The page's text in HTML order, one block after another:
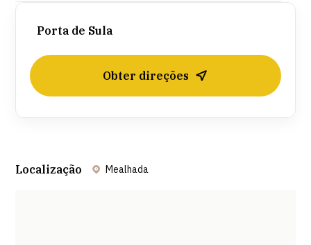
Porta de Sula
Obter direções
Localização Mealhada